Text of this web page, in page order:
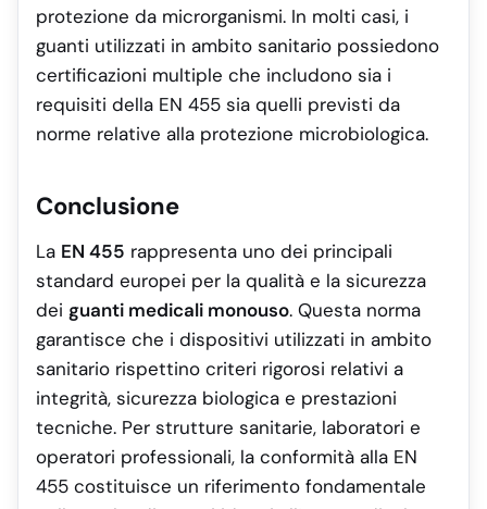
protezione da microrganismi. In molti casi, i
guanti utilizzati in ambito sanitario possiedono
certificazioni multiple che includono sia i
requisiti della EN 455 sia quelli previsti da
norme relative alla protezione microbiologica.
Conclusione
La EN 455 rappresenta uno dei principali
standard europei per la qualità e la sicurezza
dei guanti medicali monouso. Questa norma
garantisce che i dispositivi utilizzati in ambito
sanitario rispettino criteri rigorosi relativi a
integrità, sicurezza biologica e prestazioni
tecniche. Per strutture sanitarie, laboratori e
operatori professionali, la conformità alla EN
455 costituisce un riferimento fondamentale